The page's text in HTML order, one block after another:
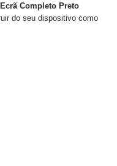
Ecrã Completo Preto
do seu dispositivo como